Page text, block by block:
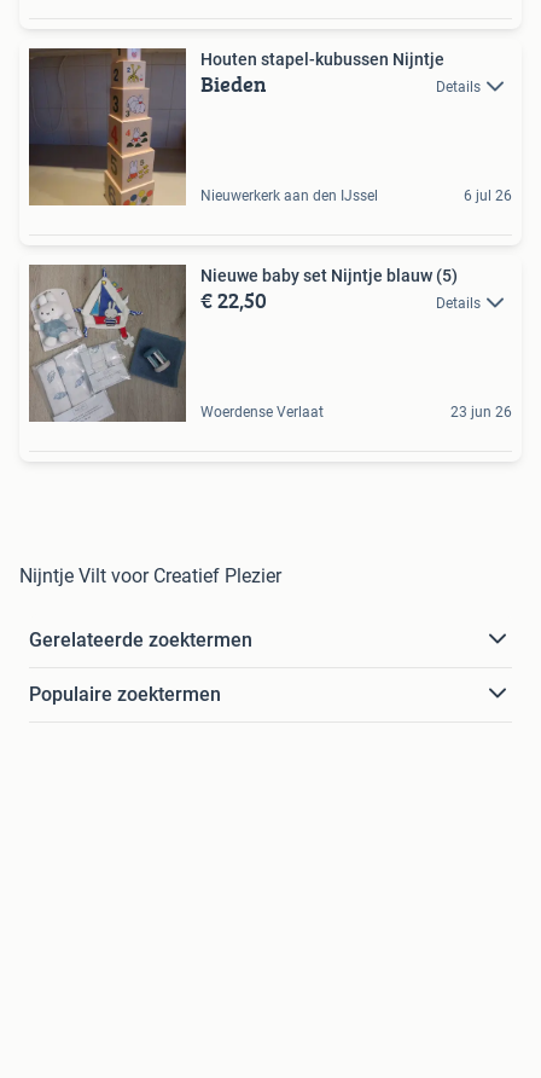
Houten stapel-kubussen Nijntje
Bieden Details
Nieuwerkerk aan den IJssel 6 jul 26
Nieuwe baby set Nijntje blauw (5)
€ 22,50 Details
Woerdense Verlaat 23 jun 26
Nijntje Vilt voor Creatief Plezier
Gerelateerde zoektermen
Populaire zoektermen